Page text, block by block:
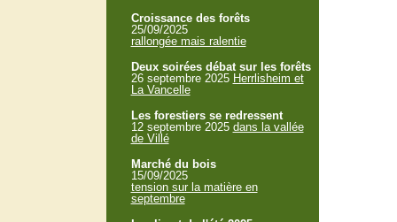
Croissance des forêts
25/09/2025
rallongée mais ralentie
Deux soirées débat sur les forêts
26 septembre 2025 Herrlisheim et
La Vancelle
Les forestiers se redressent
12 septembre 2025 dans la vallée
de Villé
Marché du bois
15/09/2025
tension sur la matière en
septembre